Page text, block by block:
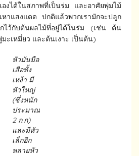
งได้ในสภาพที่เป็นร่ม และอาศัยพุ่มไม้
าแสงแดด ปกติแล้วพวกเรามักจะปลูก
ไว้กับต้นผลไม้ที่อยู่ได้ในร่ม (เช่น ต้น
เหมี่ยว และต้นเงาะ เป็นต้น)
หัวมันมือ
เสือทั้ง
เหง้า มี
หัวใหญ่
(ซึ่งหนัก
ประมาณ
2ก.ก)
และมีหัว
เล็กอีก
หลายหัว